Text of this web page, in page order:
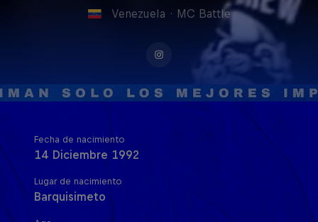
Venezuela · MC Battle
Fecha de nacimiento
14 Diciembre 1992
Lugar de nacimiento
Barquisimeto